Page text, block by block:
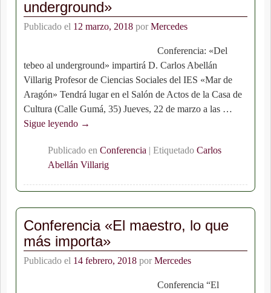
underground»
Publicado el 12 marzo, 2018 por Mercedes
Conferencia: «Del
tebeo al underground» impartirá D. Carlos Abellán
Villarig Profesor de Ciencias Sociales del IES «Mar de
Aragón» Tendrá lugar en el Salón de Actos de la Casa de
Cultura (Calle Gumá, 35) Jueves, 22 de marzo a las …
Sigue leyendo →
Publicado en Conferencia | Etiquetado Carlos
Abellán Villarig
Conferencia «El maestro, lo que
más importa»
Publicado el 14 febrero, 2018 por Mercedes
Conferencia “El